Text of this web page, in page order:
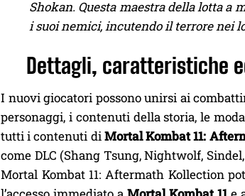
Shokan. Questa maestra della lotta a
i suoi nemici, incutendo il terrore nei
Dettagli, caratteristiche
I nuovi giocatori possono unirsi ai
personaggi, i contenuti della storia, le
tutti i contenuti diMortal Kombat 11:
come DLC (Shang Tsung, Nightwolf,
Mortal Kombat 11: Aftermath Kollection